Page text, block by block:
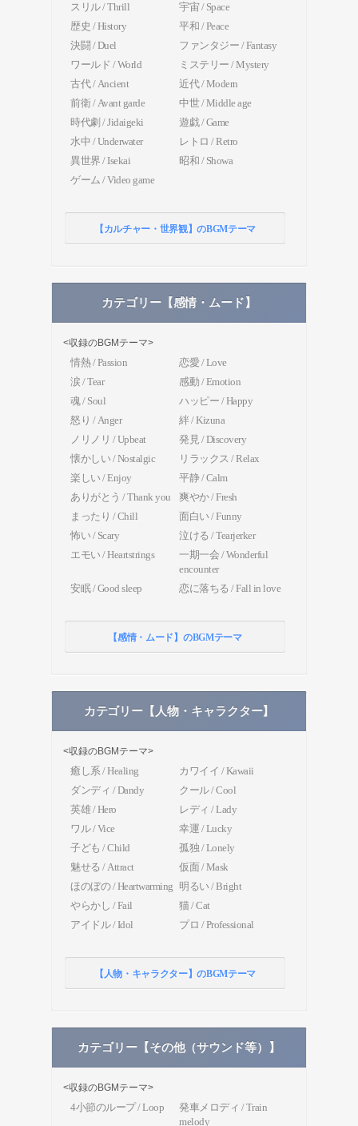
スリル / Thrill
宇宙 / Space
歴史 / History
平和 / Peace
決闘 / Duel
ファンタジー / Fantasy
ワールド / World
ミステリー / Mystery
古代 / Ancient
近代 / Modern
前衛 / Avant garde
中世 / Middle age
時代劇 / Jidaigeki
遊戯 / Game
水中 / Underwater
レトロ / Retro
異世界 / Isekai
昭和 / Showa
ゲーム / Video game
【カルチャー・世界観】のBGMテーマ
カテゴリー【感情・ムード】
<収録のBGMテーマ>
情熱 / Passion
恋愛 / Love
涙 / Tear
感動 / Emotion
魂 / Soul
ハッピー / Happy
怒り / Anger
絆 / Kizuna
ノリノリ / Upbeat
発見 / Discovery
懐かしい / Nostalgic
リラックス / Relax
楽しい / Enjoy
平静 / Calm
ありがとう / Thank you
爽やか / Fresh
まったり / Chill
面白い / Funny
怖い / Scary
泣ける / Tearjerker
エモい / Heartstrings
一期一会 / Wonderful
encounter
安眠 / Good sleep
恋に落ちる / Fall in love
【感情・ムード】のBGMテーマ
カテゴリー【人物・キャラクター】
<収録のBGMテーマ>
癒し系 / Healing
カワイイ / Kawaii
ダンディ / Dandy
クール / Cool
英雄 / Hero
レディ / Lady
ワル / Vice
幸運 / Lucky
子ども / Child
孤独 / Lonely
魅せる / Attract
仮面 / Mask
ほのぼの / Heartwarming 明るい / Bright
やらかし / Fail
猫 / Cat
アイドル / Idol
プロ / Professional
【人物・キャラクター】のBGMテーマ
カテゴリー【その他（サウンド等）】
<収録のBGMテーマ>
4小節のループ / Loop
発車メロディ / Train
melody